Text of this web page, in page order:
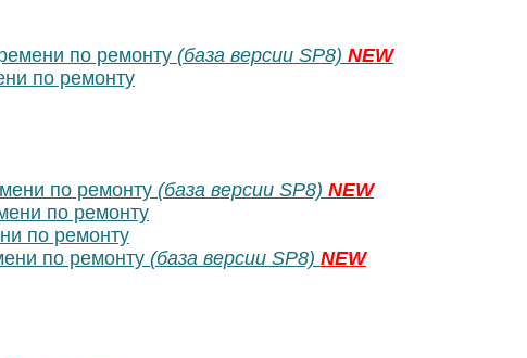
по ремонту (база версии SP8) NEW
по ремонту
по ремонту (база версии SP8) NEW
по ремонту
по ремонту
по ремонту (база версии SP8) NEW